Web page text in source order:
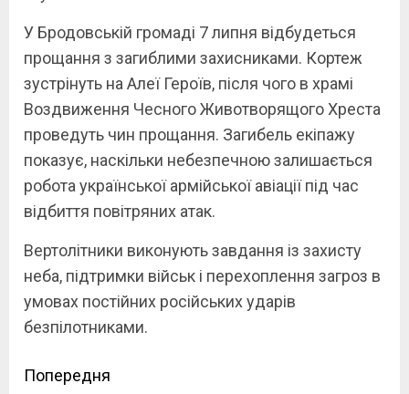
У Бродовській громаді 7 липня відбудеться
прощання з загиблими захисниками. Кортеж
зустрінуть на Алеї Героїв, після чого в храмі
Воздвиження Чесного Животворящого Хреста
проведуть чин прощання. Загибель екіпажу
показує, наскільки небезпечною залишається
робота української армійської авіації під час
відбиття повітряних атак.
Вертолітники виконують завдання із захисту
неба, підтримки військ і перехоплення загроз в
умовах постійних російських ударів
безпілотниками.
Continue
Попередня